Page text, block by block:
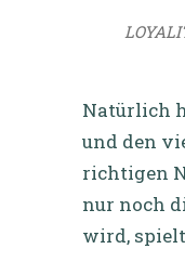
Natürlich
und den
richtigen
nur noch
wird,